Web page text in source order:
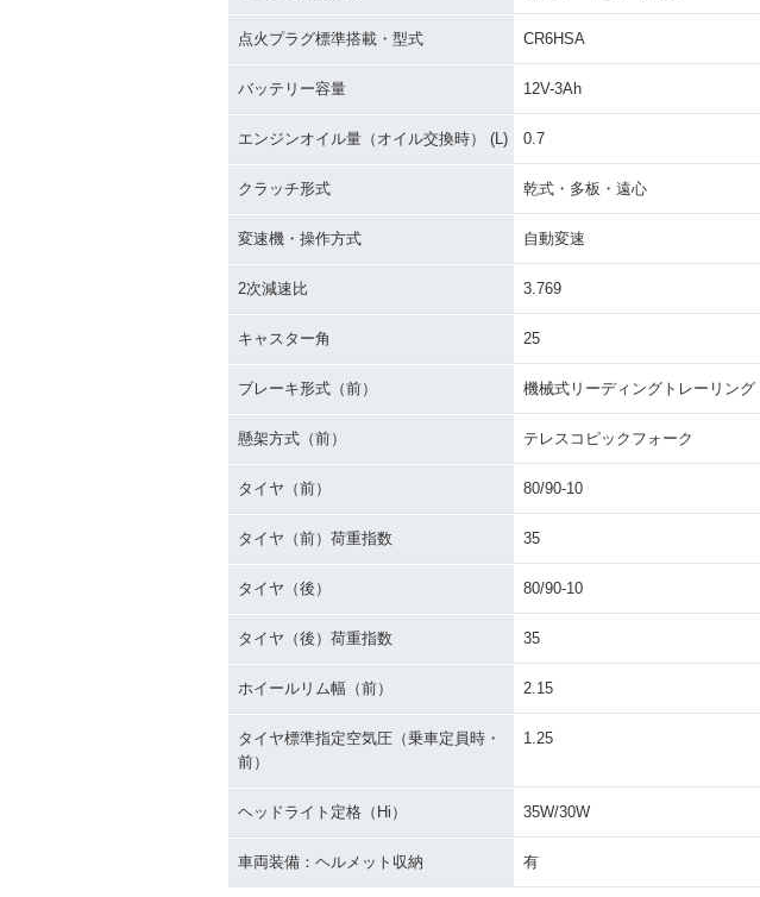
点火プラグ標準搭載・型式 CR6HSA
バッテリー容量 12V-3Ah
エンジンオイル量（オイル交換時） (L) 0.7
クラッチ形式 乾式・多板・遠心
変速機・操作方式 自動変速
2次減速比 3.769
キャスター角 25
ブレーキ形式（前） 機械式リーディングトレーリング
懸架方式（前） テレスコピックフォーク
タイヤ（前） 80/90-10
タイヤ（前）荷重指数 35
タイヤ（後） 80/90-10
タイヤ（後）荷重指数 35
ホイールリム幅（前） 2.15
タイヤ標準指定空気圧（乗車定員時・
前）
1.25
ヘッドライト定格（Hi） 35W/30W
車両装備：ヘルメット収納 有